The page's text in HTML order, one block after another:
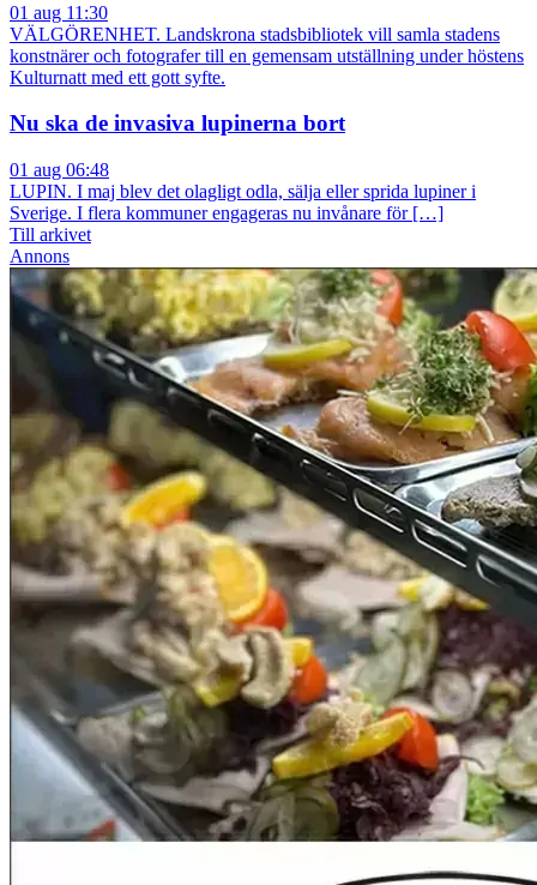
01 aug 11:30
VÄLGÖRENHET. Landskrona stadsbibliotek vill samla stadens
konstnärer och fotografer till en gemensam utställning under höstens
Kulturnatt med ett gott syfte.
Nu ska de invasiva lupinerna bort
01 aug 06:48
LUPIN. I maj blev det olagligt odla, sälja eller sprida lupiner i
Sverige. I flera kommuner engageras nu invånare för […]
Till arkivet
Annons